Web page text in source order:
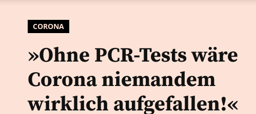
CORONA
»Ohne PCR-Tests wäre
Corona niemandem
wirklich aufgefallen!«